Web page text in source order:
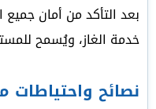
بعد التأكد من أمان جميع
خدمة الغاز، ويُسمح
نصائح